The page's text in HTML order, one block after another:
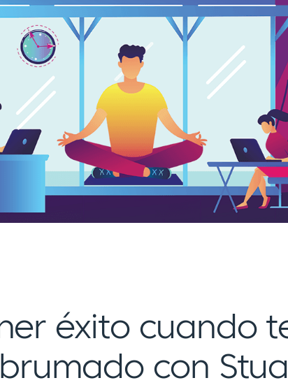
éxito cuando
con